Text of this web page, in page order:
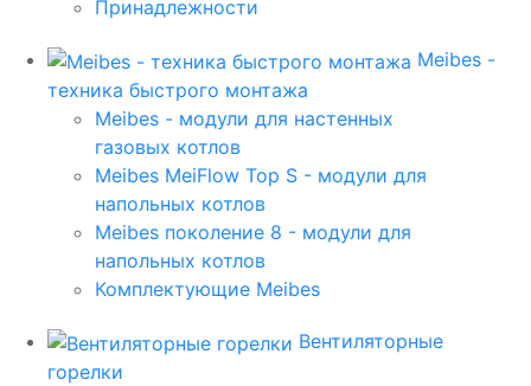
Принадлежности
Meibes -
техника быстрого монтажа
Meibes - модули для настенных
газовых котлов
Meibes MeiFlow Top S - модули для
напольных котлов
Meibes поколение 8 - модули для
напольных котлов
Комплектующие Meibes
Вентиляторные
горелки